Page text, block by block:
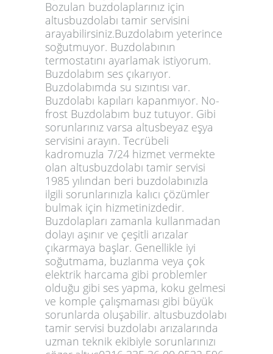
Bozulan buzdolaplarınız için
altusbuzdolabı tamir servisini
arayabilirsiniz.Buzdolabım yeterince
soğutmuyor. Buzdolabının
termostatını ayarlamak istiyorum.
Buzdolabım ses çıkarıyor.
Buzdolabımda su sızıntısı var.
Buzdolabı kapıları kapanmıyor. No-
frost Buzdolabım buz tutuyor. Gibi
sorunlarınız varsa altusbeyaz eşya
servisini arayın. Tecrübeli
kadromuzla 7/24 hizmet vermekte
olan altusbuzdolabı tamir servisi
1985 yılından beri buzdolabınızla
ilgili sorunlarınızla kalıcı çözümler
bulmak için hizmetinizdedir.
Buzdolapları zamanla kullanmadan
dolayı aşınır ve çeşitli arızalar
çıkarmaya başlar. Genellikle iyi
soğutmama, buzlanma veya çok
elektrik harcama gibi problemler
olduğu gibi ses yapma, koku gelmesi
ve komple çalışmaması gibi büyük
sorunlarda oluşabilir. altusbuzdolabı
tamir servisi buzdolabı arızalarında
uzman teknik ekibiyle sorunlarınızı